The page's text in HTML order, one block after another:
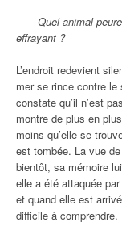
– Quel animal
effrayant ?
L’endroit redevient
mer se rince contre le
constate qu’il n’est
montre de plus en
moins qu’elle se
est tombée. La vue
bientôt, sa mémoire
elle a été attaquée
et quand elle est
difficile à comprendre.